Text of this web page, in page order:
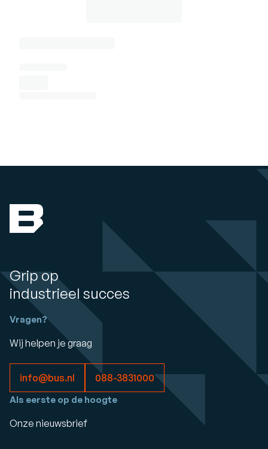
Grip op
industrieel succes
Vragen?
Wij helpen je graag
info@bus.nl 088-3831000
Als eerste op de hoogte
Onze nieuwsbrief